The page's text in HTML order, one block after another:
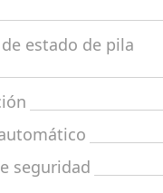
estado de pila
seguridad